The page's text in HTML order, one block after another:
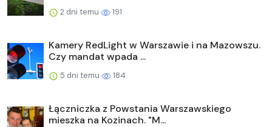
2 dni temu 191
Kamery RedLight w Warszawie i na Mazowszu.
Czy mandat wpada ...
5 dni temu 184
Łączniczka z Powstania Warszawskiego
mieszka na Kozinach. "M...